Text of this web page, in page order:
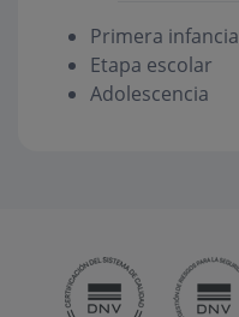
Primera infancia
Etapa escolar
Adolescencia